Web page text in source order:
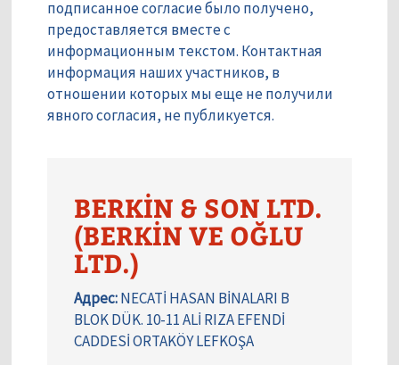
подписанное согласие было получено,
предоставляется вместе с
информационным текстом. Контактная
информация наших участников, в
отношении которых мы еще не получили
явного согласия, не публикуется.
BERKİN & SON LTD.
(BERKİN VE OĞLU
LTD.)
Адрес:NECATİ HASAN BİNALARI B
BLOK DÜK. 10-11 ALİ RIZA EFENDİ
CADDESİ ORTAKÖY LEFKOŞA